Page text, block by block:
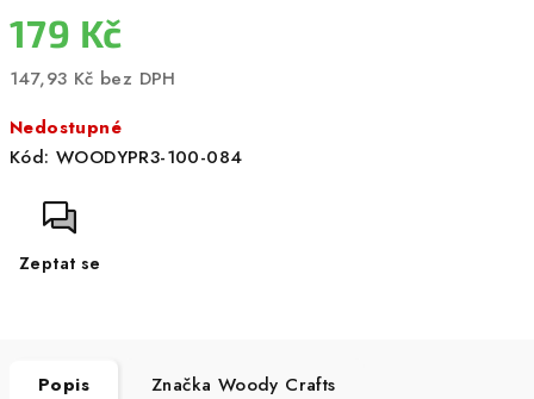
179 Kč
147,93 Kč bez DPH
cena:
Nedostupné
Kód: WOODYPR3-100-084
Zeptat se
Popis Značka Woody Crafts